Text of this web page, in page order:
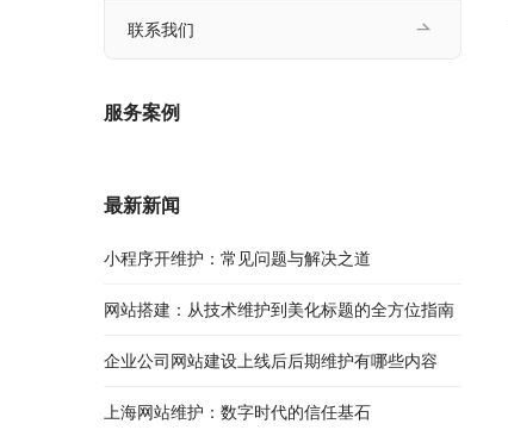
联系我们
服务案例
最新新闻
小程序开维护：常见问题与解决之道
网站搭建：从技术维护到美化标题的全方位指南
企业公司网站建设上线后后期维护有哪些内容
上海网站维护：数字时代的信任基石